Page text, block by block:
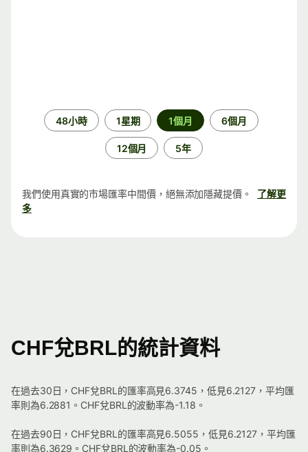
48小時 1星期 1個月 6個月
12個月 5年
我們使用真實的市場匯率中間價，絕無添加隱藏提價。
了解更
多
CHF兌BRL的統計資料
在過去30日，CHF兌BRL的匯率高見6.3745，低見6.2127，平均匯
率則為6.2881。CHF兌BRL的波動率為-1.18。
在過去90日，CHF兌BRL的匯率高見6.5055，低見6.2127，平均匯
率則為6.3629。CHF兌BRL的波動率為-0.05。